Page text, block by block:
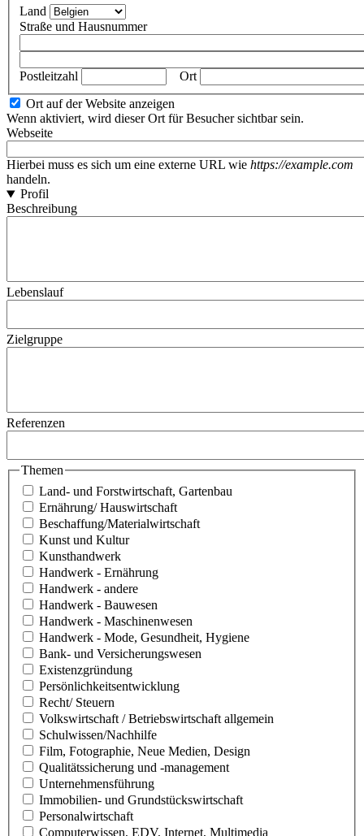
Land
Straße und Hausnummer
Postleitzahl
Ort
Ort auf der Website anzeigen
Wenn aktiviert, wird dieser Ort für Besucher sichtbar sein.
Webseite
Hierbei muss es sich um eine externe URL wie https://example.com
handeln.
Profil
Beschreibung
Lebenslauf
Zielgruppe
Referenzen
Themen
Land- und Forstwirtschaft, Gartenbau
Ernährung/ Hauswirtschaft
Beschaffung/Materialwirtschaft
Kunst und Kultur
Kunsthandwerk
Handwerk - Ernährung
Handwerk - andere
Handwerk - Bauwesen
Handwerk - Maschinenwesen
Handwerk - Mode, Gesundheit, Hygiene
Bank- und Versicherungswesen
Existenzgründung
Persönlichkeitsentwicklung
Recht/ Steuern
Volkswirtschaft / Betriebswirtschaft allgemein
Schulwissen/Nachhilfe
Film, Fotographie, Neue Medien, Design
Qualitätssicherung und -management
Unternehmensführung
Immobilien- und Grundstückswirtschaft
Personalwirtschaft
Computerwissen, EDV, Internet, Multimedia